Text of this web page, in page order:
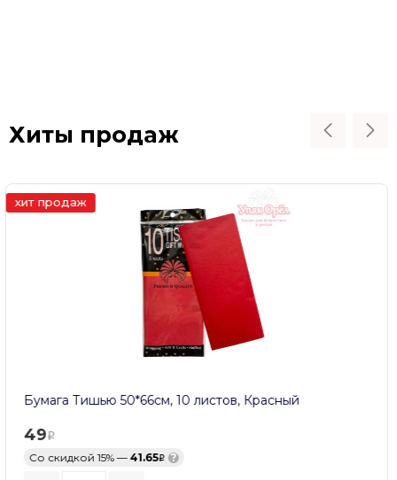
Хиты продаж
хит продаж
Топпер для букета «1 сентября», вставка h=25см,
39